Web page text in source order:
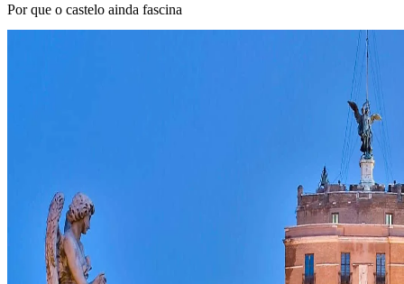
Por que o castelo ainda fascina